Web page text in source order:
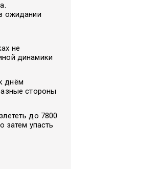
ожидании
не
динамики
днём
стороны
до 7800
затем упасть